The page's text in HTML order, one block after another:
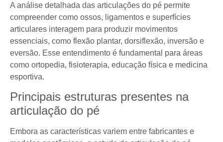
A análise detalhada das articulações do pé permite
compreender como ossos, ligamentos e superfícies
articulares interagem para produzir movimentos
essenciais, como flexão plantar, dorsiflexão, inversão e
eversão. Esse entendimento é fundamental para áreas
como ortopedia, fisioterapia, educação física e medicina
esportiva.
Principais estruturas presentes na
articulação do pé
Embora as características variem entre fabricantes e